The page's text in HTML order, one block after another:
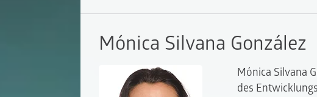
Mónica Silvana González
Mónica Silvana
des